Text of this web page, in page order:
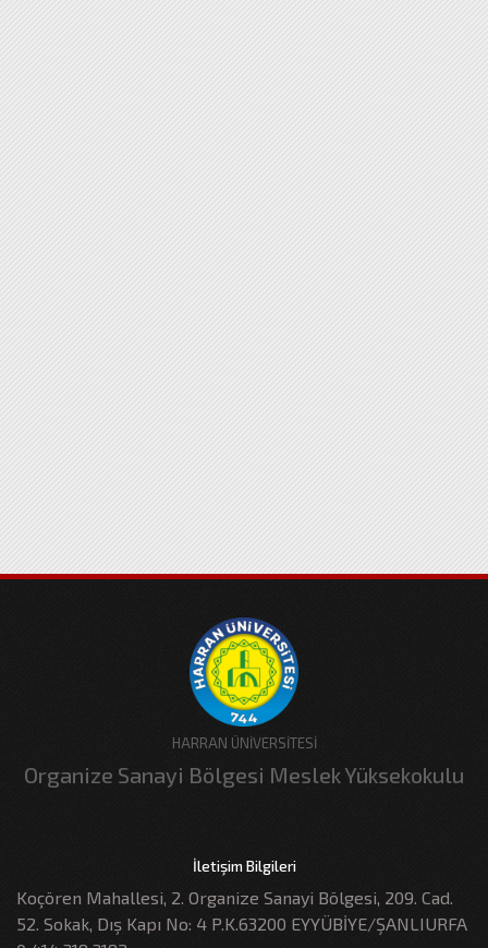
HARRAN ÜNİVERSİTESİ
Organize Sanayi Bölgesi Meslek Yüksekokulu
İletişim Bilgileri
Koçören Mahallesi, 2. Organize Sanayi Bölgesi, 209. Cad.
52. Sokak, Dış Kapı No: 4 P.K.63200 EYYÜBİYE/ŞANLIURFA